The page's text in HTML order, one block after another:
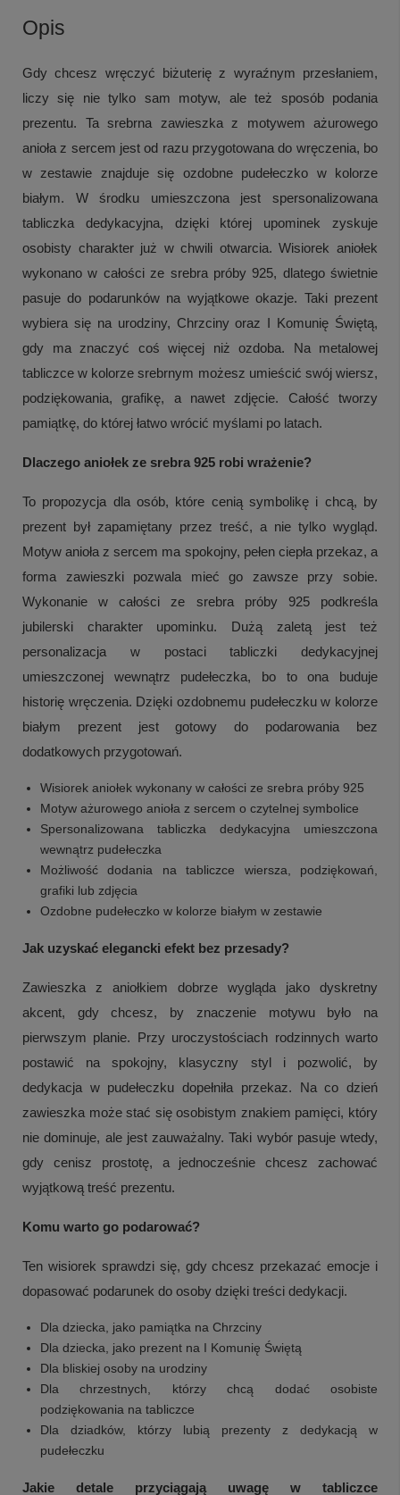
Opis
Gdy chcesz wręczyć biżuterię z wyraźnym przesłaniem,
liczy się nie tylko sam motyw, ale też sposób podania
prezentu. Ta srebrna zawieszka z motywem ażurowego
anioła z sercem jest od razu przygotowana do wręczenia, bo
w zestawie znajduje się ozdobne pudełeczko w kolorze
białym. W środku umieszczona jest spersonalizowana
tabliczka dedykacyjna, dzięki której upominek zyskuje
osobisty charakter już w chwili otwarcia. Wisiorek aniołek
wykonano w całości ze srebra próby 925, dlatego świetnie
pasuje do podarunków na wyjątkowe okazje. Taki prezent
wybiera się na urodziny, Chrzciny oraz I Komunię Świętą,
gdy ma znaczyć coś więcej niż ozdoba. Na metalowej
tabliczce w kolorze srebrnym możesz umieścić swój wiersz,
podziękowania, grafikę, a nawet zdjęcie. Całość tworzy
pamiątkę, do której łatwo wrócić myślami po latach.
Dlaczego aniołek ze srebra 925 robi wrażenie?
To propozycja dla osób, które cenią symbolikę i chcą, by
prezent był zapamiętany przez treść, a nie tylko wygląd.
Motyw anioła z sercem ma spokojny, pełen ciepła przekaz, a
forma zawieszki pozwala mieć go zawsze przy sobie.
Wykonanie w całości ze srebra próby 925 podkreśla
jubilerski charakter upominku. Dużą zaletą jest też
personalizacja w postaci tabliczki dedykacyjnej
umieszczonej wewnątrz pudełeczka, bo to ona buduje
historię wręczenia. Dzięki ozdobnemu pudełeczku w kolorze
białym prezent jest gotowy do podarowania bez
dodatkowych przygotowań.
Wisiorek aniołek wykonany w całości ze srebra próby 925
Motyw ażurowego anioła z sercem o czytelnej symbolice
Spersonalizowana tabliczka dedykacyjna umieszczona
wewnątrz pudełeczka
Możliwość dodania na tabliczce wiersza, podziękowań,
grafiki lub zdjęcia
Ozdobne pudełeczko w kolorze białym w zestawie
Jak uzyskać elegancki efekt bez przesady?
Zawieszka z aniołkiem dobrze wygląda jako dyskretny
akcent, gdy chcesz, by znaczenie motywu było na
pierwszym planie. Przy uroczystościach rodzinnych warto
postawić na spokojny, klasyczny styl i pozwolić, by
dedykacja w pudełeczku dopełniła przekaz. Na co dzień
zawieszka może stać się osobistym znakiem pamięci, który
nie dominuje, ale jest zauważalny. Taki wybór pasuje wtedy,
gdy cenisz prostotę, a jednocześnie chcesz zachować
wyjątkową treść prezentu.
Komu warto go podarować?
Ten wisiorek sprawdzi się, gdy chcesz przekazać emocje i
dopasować podarunek do osoby dzięki treści dedykacji.
Dla dziecka, jako pamiątka na Chrzciny
Dla dziecka, jako prezent na I Komunię Świętą
Dla bliskiej osoby na urodziny
Dla chrzestnych, którzy chcą dodać osobiste
podziękowania na tabliczce
Dla dziadków, którzy lubią prezenty z dedykacją w
pudełeczku
Jakie detale przyciągają uwagę w tabliczce